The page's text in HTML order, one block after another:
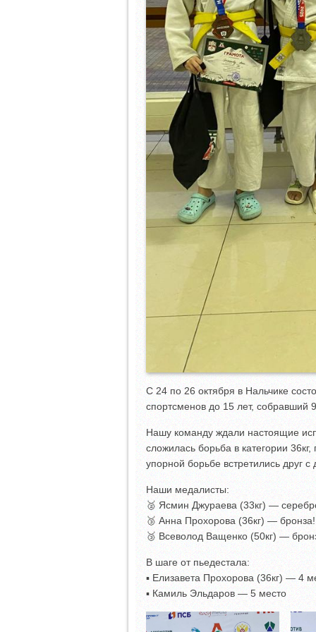
С 24 по 26 октября в Нальчике
спортсменов до 15 лет, собравший
Нашу команду ждали настоящие
сложилась борьба в категории
упорной борьбе встретились друг
Наши медалисты:
🥈 Ясмин Джураева (33кг) —
🥉 Анна Прохорова (36кг) — бронза!
🥉 Всеволод Ващенко (50кг) —
В шаге от пьедестала:
▪️ Елизавета Прохорова (36кг) — 4
▪️ Камиль Эльдаров — 5 место